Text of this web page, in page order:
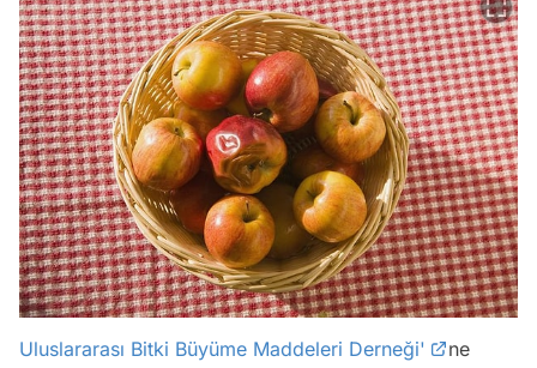
Uluslararası Bitki Büyüme Maddeleri Derneği'
ne